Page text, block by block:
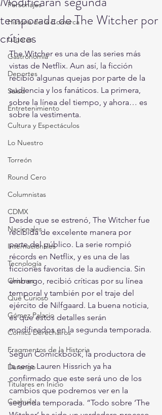
Personajes
Historia de la Comarca
Lugares
Gastronomía
Deportes
Salud
Entretenimiento
Cultura y Espectáculos
Lo Nuestro
Torreón
Round Cero
Columnistas
CDMX
Nacionales
Internacionales
Tecnología
Chismes
Qué Curioso
Gómez Palacio
Comics Derechairos
Fragmentos de la Historia
Durango
Titulares en Inicio
Coahuila
temporada de The Witcher por
críticas
The Witcher es una de las series más
vistas de Netflix. Aun así, la ficción
recibió algunas quejas por parte de la
audiencia y los fanáticos. La primera,
sobre la línea del tiempo, y ahora… es
sobre la vestimenta.
Desde que se estrenó, The Witcher fue
recibida de excelente manera por
parte del público. La serie rompió
récords en Netflix, y es una de las
ficciones favoritas de la audiencia. Sin
embargo, recibió críticas por su línea
temporal y también por el traje del
ejército de Nilfgaard. La buena noticia,
es que estos detalles serán
modificados en la segunda temporada.
Según Comickbook, la productora de
la serie Lauren Hissrich ya ha
confirmado que este será uno de los
cambios que podremos ver en la
segunda temporada. “Todo sobre ‘The